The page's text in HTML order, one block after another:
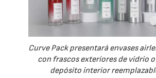
Curve Pack presentará envases
con frascos exteriores de vidrio
depósito interior